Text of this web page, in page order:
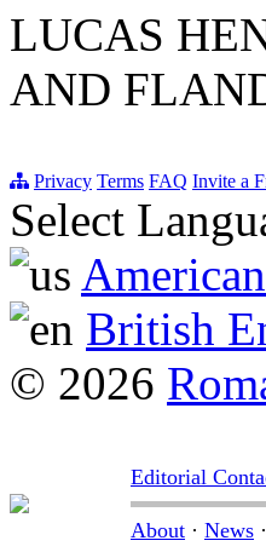
LUCAS
AND
Privacy Terms FAQ Invite a
Select
British
© 2026
Editorial
About · News ·